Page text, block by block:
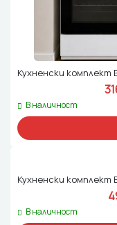
Кухненски комплект
В наличност
Кухненски комплект
В наличност